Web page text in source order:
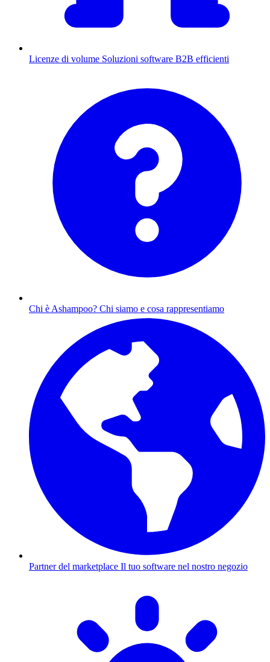
Licenze di volume Soluzioni software B2B efficienti
Chi è Ashampoo? Chi siamo e cosa rappresentiamo
Partner del marketplace Il tuo software nel nostro negozio